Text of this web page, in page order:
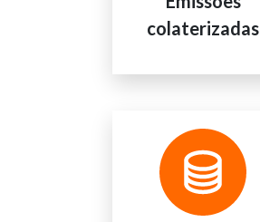
colaterizadas